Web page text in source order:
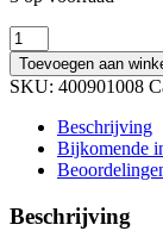
Vierkante
tegel
met
spreuk
aantal
Toevoegen aan
SKU: 400901008
Beschrijving
Bijkomende
Beschrijving